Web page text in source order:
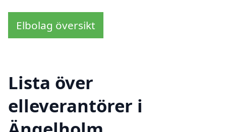
Elbolag översikt
Lista över
elleverantörer i